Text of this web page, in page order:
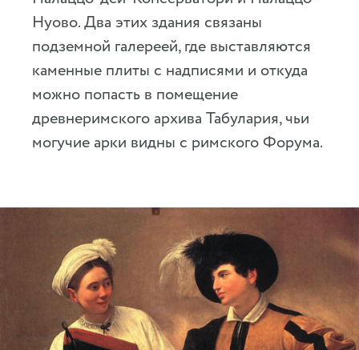
Нуово. Два этих здания связаны
подземной галереей, где выставляются
каменные плиты с надписями и откуда
можно попасть в помещение
древнеримского архива Табулария, чьи
могучие арки видны с римского Форума.